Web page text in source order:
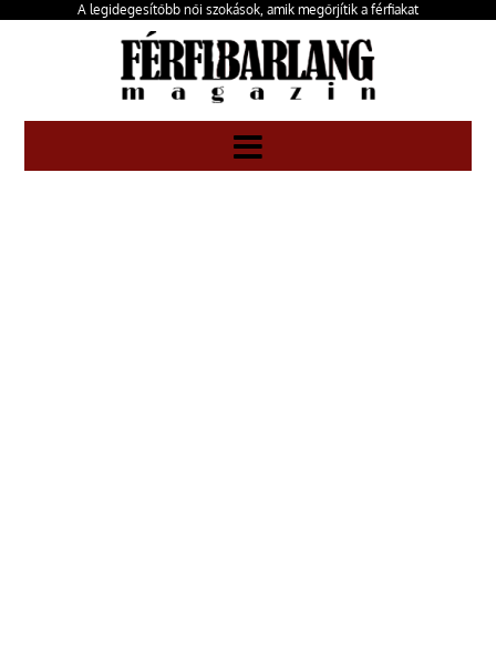
A legidegesítőbb női szokások, amik megőrjítik a férfiakat